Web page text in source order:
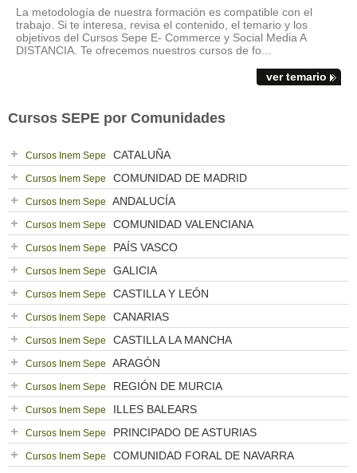
La metodología de nuestra formación es compatible con el
trabajo. Si te interesa, revisa el contenido, el temario y los
objetivos del Cursos Sepe E- Commerce y Social Media A
DISTANCIA. Te ofrecemos nuestros cursos de fo...
ver temario
Cursos SEPE por Comunidades
Cursos Inem Sepe CATALUÑA
Cursos Inem Sepe COMUNIDAD DE MADRID
Cursos Inem Sepe ANDALUCÍA
Cursos Inem Sepe COMUNIDAD VALENCIANA
Cursos Inem Sepe PAÍS VASCO
Cursos Inem Sepe GALICIA
Cursos Inem Sepe CASTILLA Y LEÓN
Cursos Inem Sepe CANARIAS
Cursos Inem Sepe CASTILLA LA MANCHA
Cursos Inem Sepe ARAGÓN
Cursos Inem Sepe REGIÓN DE MURCIA
Cursos Inem Sepe ILLES BALEARS
Cursos Inem Sepe PRINCIPADO DE ASTURIAS
Cursos Inem Sepe COMUNIDAD FORAL DE NAVARRA